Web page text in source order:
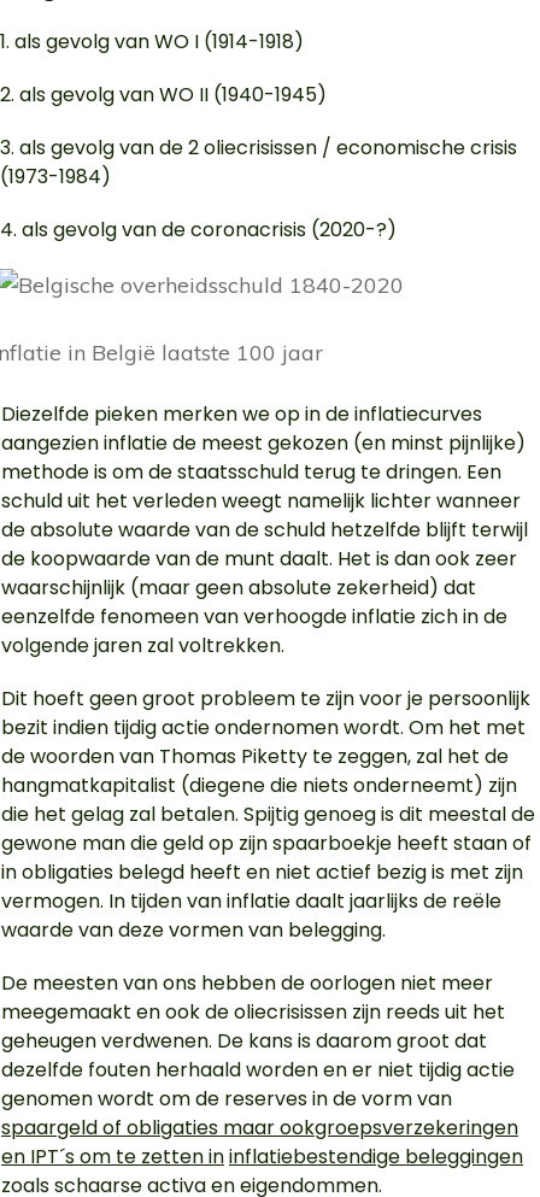
1. als gevolg van WO I (1914-1918)
2. als gevolg van WO II (1940-1945)
3. als gevolg van de 2 oliecrisissen / economische crisis
(1973-1984)
4. als gevolg van de coronacrisis (2020-?)
Diezelfde pieken merken we op in de inflatiecurves
aangezien inflatie de meest gekozen (en minst pijnlijke)
methode is om de staatsschuld terug te dringen. Een
schuld uit het verleden weegt namelijk lichter wanneer
de absolute waarde van de schuld hetzelfde blijft terwijl
de koopwaarde van de munt daalt. Het is dan ook zeer
waarschijnlijk (maar geen absolute zekerheid) dat
eenzelfde fenomeen van verhoogde inflatie zich in de
volgende jaren zal voltrekken.
Dit hoeft geen groot probleem te zijn voor je persoonlijk
bezit indien tijdig actie ondernomen wordt. Om het met
de woorden van Thomas Piketty te zeggen, zal het de
hangmatkapitalist (diegene die niets onderneemt) zijn
die het gelag zal betalen. Spijtig genoeg is dit meestal de
gewone man die geld op zijn spaarboekje heeft staan of
in obligaties belegd heeft en niet actief bezig is met zijn
vermogen. In tijden van inflatie daalt jaarlijks de reële
waarde van deze vormen van belegging.
De meesten van ons hebben de oorlogen niet meer
meegemaakt en ook de oliecrisissen zijn reeds uit het
geheugen verdwenen. De kans is daarom groot dat
dezelfde fouten herhaald worden en er niet tijdig actie
genomen wordt om de reserves in de vorm van
spaargeld of obligaties maar ookgroepsverzekeringen
en IPT´s om te zetten ininflatiebestendige beleggingen
zoals schaarse activa en eigendommen.